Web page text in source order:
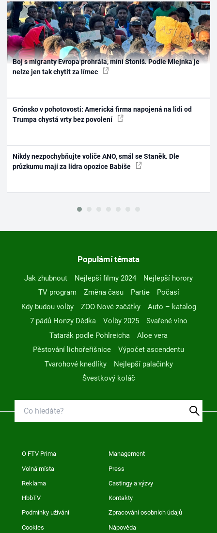
Boj s migranty Evropa prohrála, míní Stoniš. Podle Mlejnka je
nelze jen tak chytit za límec
Grónsko v pohotovosti: Americká firma napojená na lidi od
Trumpa chystá vrty bez povolení
Nikdy nezpochybňujte voliče ANO, smál se Staněk. Dle
průzkumu mají za lídra opozice Babiše
Populární témata
Jak zhubnout Nejlepší filmy 2024
Nejlepší horory
TV program
Změna času Partie
Počasí
Kdy budou volby
ZOO Nové začátky
Auto – katalog
7 pádů Honzy Dědka
Volby 2025
Svařené víno
Tatarák podle Pohlreicha
Aloe vera
Pěstování lichořeřišnice
Výpočet ascendentu
Tvarohové knedlíky
Nejlepší palačinky
Švestkový koláč
O FTV Prima Management
Volná místa Press
Reklama Castingy a výzvy
HbbTV Kontakty
Podmínky užívání Zpracování osobních údajů
Cookies Nápověda